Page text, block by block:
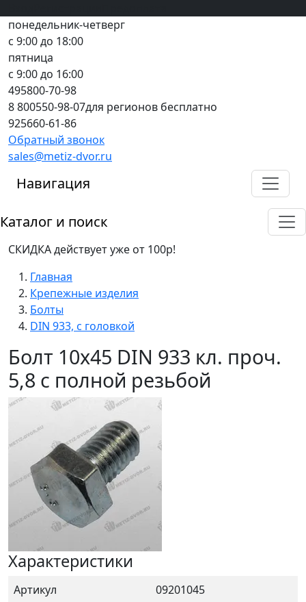
понедельник-четверг
с 9:00 до 18:00
пятница
с 9:00 до 16:00
495800-70-98
8 800550-98-07для регионов бесплатно
925660-61-86
Обратный звонок
sales@metiz-dvor.ru
Навигация
Каталог и поиск
СКИДКА действует уже от 100р!
Главная
Крепежные изделия
Болты
DIN 933, с головкой
Болт 10х45 DIN 933 кл. проч.
5,8 с полной резьбой
Характеристики
Артикул
09201045